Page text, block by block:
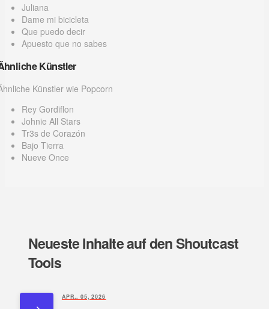
Juliana
Dame mi bicicleta
Que puedo decir
Apuesto que no sabes
Künstler
Künstler wie Popcorn
Rey Gordiflon
Johnie All Stars
Tr3s de Corazón
Bajo Tierra
Nueve Once
Neueste Inhalte auf den Shoutcast
Tools
APR.. 05, 2026